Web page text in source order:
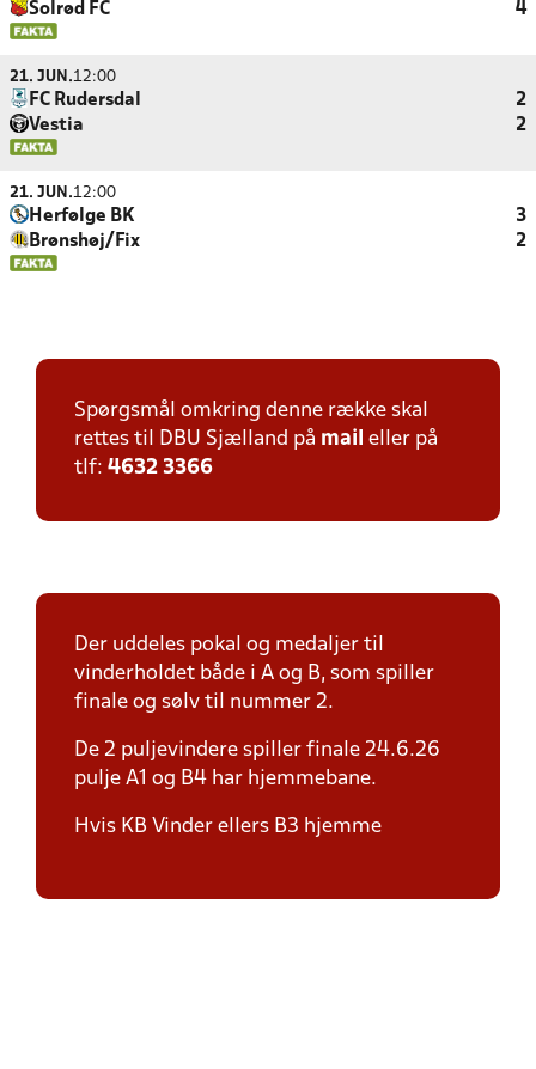
Solrød FC
4
21. JUN.12:00
FC Rudersdal
2
Vestia
2
21. JUN.12:00
Herfølge BK
3
Brønshøj/Fix
2
Spørgsmål omkring denne række skal
rettes til DBU Sjælland på mail eller på
tlf: 4632 3366
Der uddeles pokal og medaljer til
vinderholdet både i A og B, som spiller
finale og sølv til nummer 2.
De 2 puljevindere spiller finale 24.6.26
pulje A1 og B4 har hjemmebane.
Hvis KB Vinder ellers B3 hjemme